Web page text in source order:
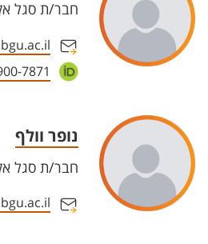
חבר/ת סגל
7871
נופר וולף
חבר/ת סגל